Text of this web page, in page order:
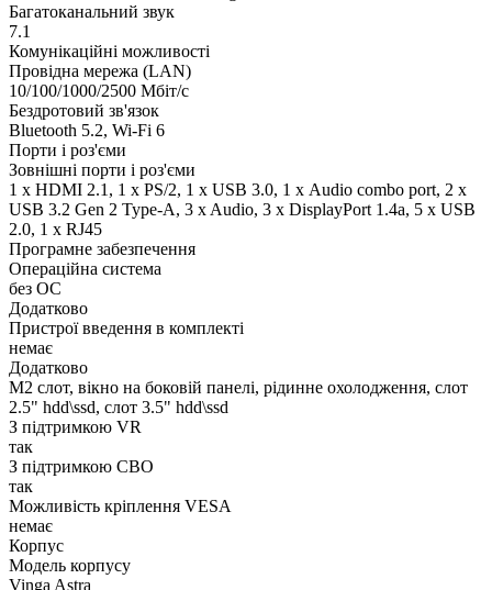
Багатоканальний звук
7.1
Комунікаційні можливості
Провідна мережа (LAN)
10/100/1000/2500 Мбіт/с
Бездротовий зв'язок
Bluetooth 5.2, Wi-Fi 6
Порти і роз'єми
Зовнішні порти і роз'єми
1 x HDMI 2.1, 1 x PS/2, 1 x USB 3.0, 1 х Audio combo port, 2 x
USB 3.2 Gen 2 Type-A, 3 x Audio, 3 x DisplayPort 1.4a, 5 x USB
2.0, 1 x RJ45
Програмне забезпечення
Операційна система
без ОС
Додатково
Пристрої введення в комплекті
немає
Додатково
M2 слот, вікно на боковій панелі, рідинне охолодження, слот
2.5" hdd\ssd, слот 3.5" hdd\ssd
З підтримкою VR
так
З підтримкою СВО
так
Можливість кріплення VESA
немає
Корпус
Модель корпусу
Vinga Astra